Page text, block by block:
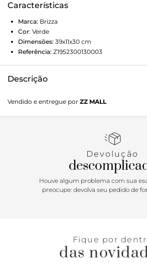
Características
Marca: Brizza
Cor: Verde
Dimensões: 39x11x30 cm
Referência: Z1952300130003
Descrição
acessório tem formato amplo, laterais
capas tramadas e vazadas. Traz alças
Vendido e entregue por ZZ MALL
Devolução
Houve algum problema com sua
preocupe: devolva seu pedido de
Fique por
das